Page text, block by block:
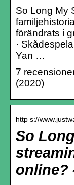
So Long My
förändrats i
·
Yan …
7
(2020)
http s://
So
online?